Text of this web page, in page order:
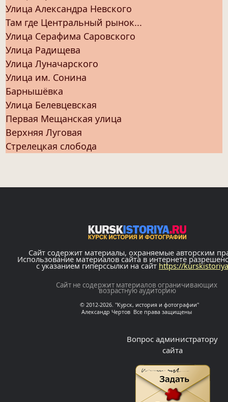
Улица Александра Невского
Там где Центральный рынок...
Улица Серафима Саровского
Улица Радищева
Улица Луначарского
Улица им. Сонина
Барнышёвка
Улица Белевцевская
Первая Мещанская улица
Верхняя Луговая
Стрелецкая слобода
Сайт содержит материалы, охраняемые авторским
Использование материалов сайта в интернете
с указанием гиперссылки на сайт https://
Сайт не содержит материалов ограничивающих
возрастную аудиторию
© 2012-2026. "Курск, история и фотографии"
Александр Чертов Все права защищены
Вопрос администратору
сайта